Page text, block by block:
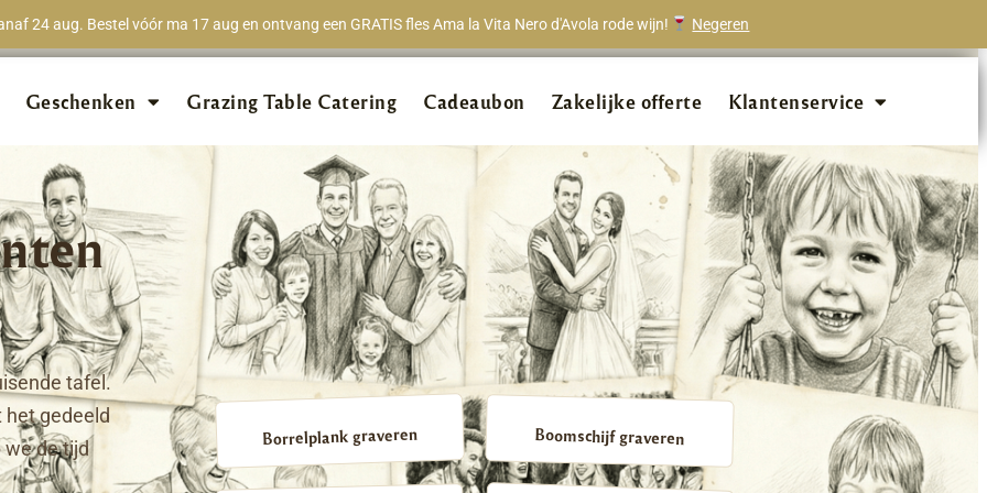
24 aug. Bestel vóór ma 17 aug en ontvang een GRATIS fles Ama la Vita Nero d'Avola rode wijn! Negeren
★★★★★98% van onze klanten beveelt ons aan!
Geschenken Grazing Table Catering Cadeaubon Zakelijke offerte Klantenservice
tafel.
gedeeld
we de tijd
Borrelplank graveren Boomschijf graveren